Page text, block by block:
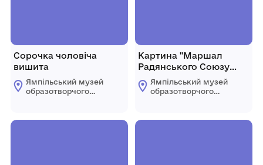
Сорочка чоловіча
вишита
Ямпільський музей
образотворчого
Картина "Маршал
Радянського Союзу
Г.К.Жуков"
Ямпільський музей
образотворчого